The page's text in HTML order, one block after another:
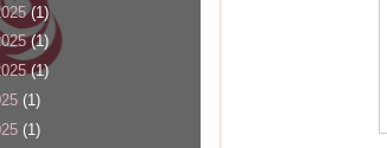
(1)
(1)
(1)
(1)
(1)